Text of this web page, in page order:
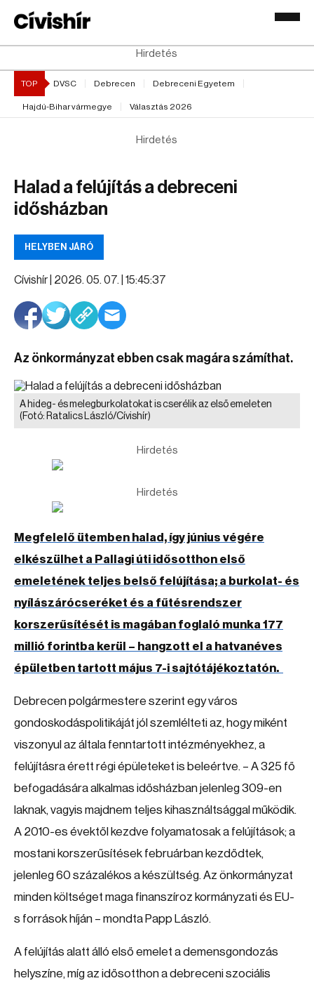
Hirdetés
TOP DVSC Debrecen Debreceni Egyetem
Hajdú-Bihar vármegye Választás 2026
Hirdetés
Halad a felújítás a debreceni
idősházban
HELYBEN JÁRÓ
Cívishír | 2026. 05. 07. | 15:45:37
Az önkormányzat ebben csak magára számíthat.
A hideg- és melegburkolatokat is cserélik az első emeleten
(Fotó: Ratalics László/Cívishír)
Hirdetés
Hirdetés
Megfelelő ütemben halad, így június végére
elkészülhet a Pallagi úti idősotthon első
emeletének teljes belső felújítása; a burkolat- és
nyílászárócseréket és a fűtésrendszer
korszerűsítését is magában foglaló munka 177
millió forintba kerül – hangzott el a hatvanéves
épületben tartott május 7-i sajtótájékoztatón.
Debrecen polgármestere szerint egy város
gondoskodáspolitikáját jól szemlélteti az, hogy miként
viszonyul az általa fenntartott intézményekhez, a
felújításra érett régi épületeket is beleértve. – A 325 fő
befogadására alkalmas idősházban jelenleg 309-en
laknak, vagyis majdnem teljes kihasználtsággal működik.
A 2010-es évektől kezdve folyamatosak a felújítások; a
mostani korszerűsítések februárban kezdődtek,
jelenleg 60 százalékos a készültség. Az önkormányzat
minden költséget maga finanszíroz kormányzati és EU-
s források híján – mondta Papp László.
A felújítás alatt álló első emelet a demensgondozás
helyszíne, míg az idősotthon a debreceni szociális